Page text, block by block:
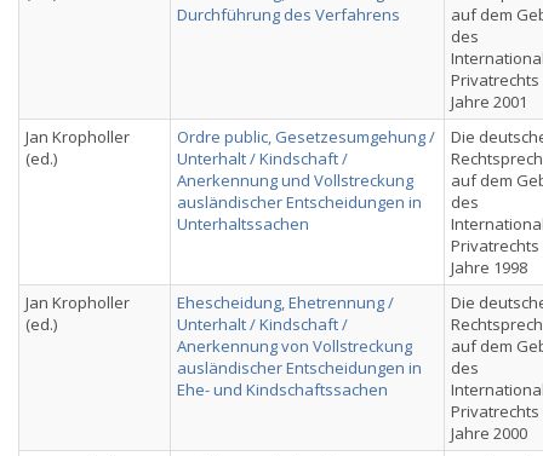
Durchführung des Verfahrens
auf dem
des
Privatrechts
Jahre 2001
Jan Kropholler
(ed.)
Ordre public, Gesetzesumgehung /
Unterhalt / Kindschaft /
Anerkennung und Vollstreckung
ausländischer Entscheidungen in
Unterhaltssachen
Die
auf dem
des
Privatrechts
Jahre 1998
Jan Kropholler
(ed.)
Ehescheidung, Ehetrennung /
Unterhalt / Kindschaft /
Anerkennung von Vollstreckung
ausländischer Entscheidungen in
Ehe- und Kindschaftssachen
Die
auf dem
des
Privatrechts
Jahre 2000